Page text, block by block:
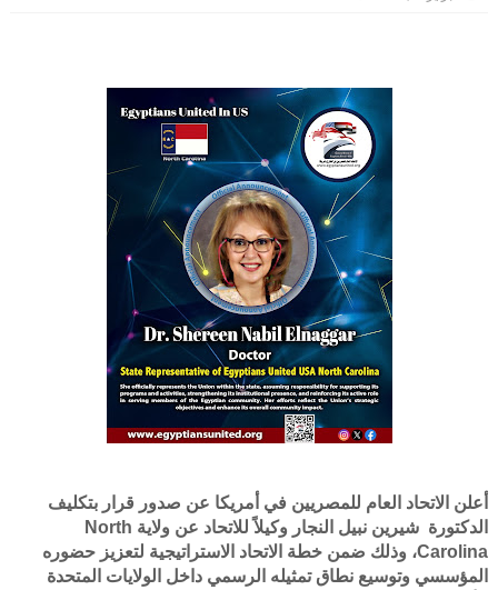
أعلن الاتحاد العام للمصريين في أمريكا عن صدور قرار بتكليف
الدكتورة شيرين نبيل النجار وكيلاً للاتحاد عن ولاية North
Carolina، وذلك ضمن خطة الاتحاد الاستراتيجية لتعزيز حضوره
المؤسسي وتوسيع نطاق تمثيله الرسمي داخل الولايات المتحدة